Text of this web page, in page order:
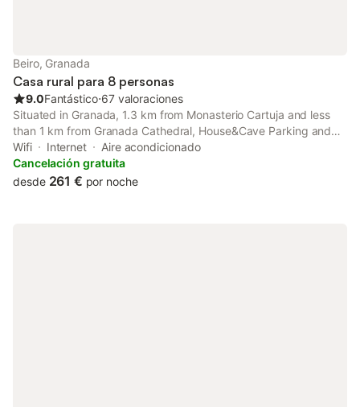
Beiro, Granada
Casa rural para 8 personas
9.0Fantástico⋅67 valoraciones
Situated in Granada, 1.3 km from Monasterio Cartuja and less
than 1 km from Granada Cathedral, House&Cave Parking and
Terrace, in the city features air-conditioned accommodation
with a balcony and free WiFi.
Wifi Internet
Aire acondicionado
Cancelación gratuita
desde 261 € por noche